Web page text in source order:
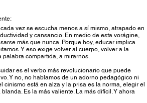
vez se escucha menos a sí mismo, atrapado en
y cansancio. En medio de esta vorágine,
más que nunca. Porque hoy, educar implica
Y eso exige volver al cuerpo, volver a la
palabra compartida, a mirarnos.
es el verbo más revolucionario que puede
Y no, no hablamos de un adorno pedagógico ni
cinismo está en alza y la prisa es la norma, elegir el
Es la más valiente. La más difícil. Y ahora